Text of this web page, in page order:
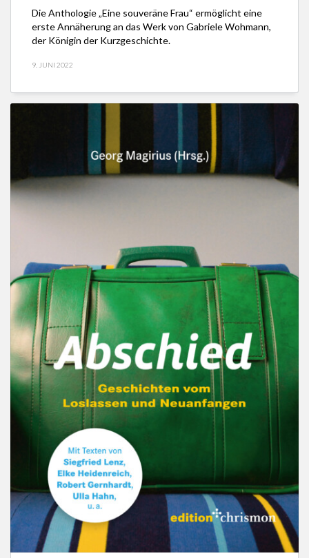
Die Anthologie „Eine souveräne Frau“ ermöglicht eine
erste Annäherung an das Werk von Gabriele Wohmann,
der Königin der Kurzgeschichte.
9. JUNI 2022